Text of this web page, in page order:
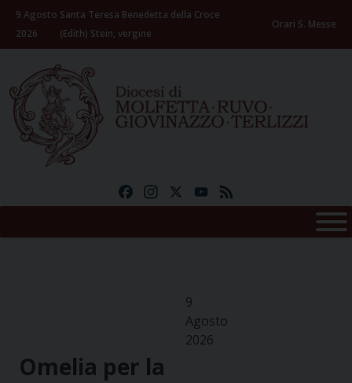
Skip
content
9 Agosto
2026
Santa Teresa Benedetta della Croce
(Edith) Stein, vergine
Orari S. Messe
FacebookInstagramYouTube
9
Agosto
2026
Omelia per la